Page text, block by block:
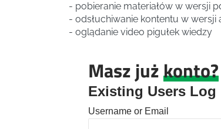
- pobieranie materiałów w wersji
- odsłuchiwanie kontentu w wersji
- oglądanie video pigułek wiedzy
Masz jużkonto?
Existing Users Log
Username or Email